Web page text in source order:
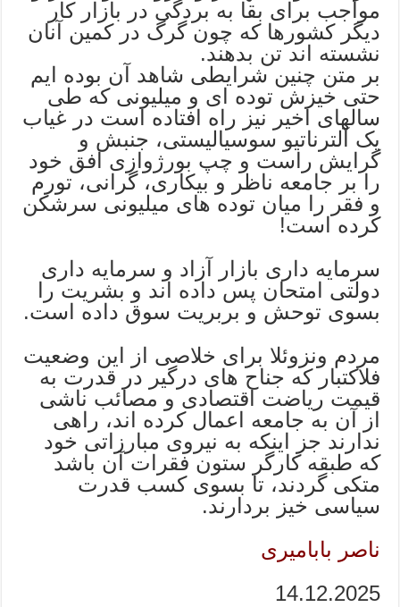
مواجب برای بقا به بردگی در بازار کار
دیگر کشورها که چون گرگ در کمین آنان
نشسته اند تن بدهند.
بر متن چنین شرایطی شاهد آن بوده ایم
حتی خیزش توده ای و میلیونی که طی
سالهای اخیر نیز راه افتاده است در غیاب
یک آلترناتیو سوسیالیستی، جنبش و
گرایش راست و چپ بورژوازی افق خود
را بر جامعه ناظر و بیکاری، گرانی، تورم
و فقر را میان توده های میلیونی سرشکن
کرده است!
سرمایه داری بازار آزاد و سرمایه داری
دولتی امتحان پس داده اند و بشریت را
بسوی توحش و بربریت سوق داده است.
مردم ونزوئلا برای خلاصی از این وضعیت
فلاکتبار که جناح های درگیر در قدرت به
قیمت ریاضت اقتصادی و مصائب ناشی
از آن به جامعه اعمال کرده اند، راهی
ندارند جز اینکه به نیروی مبارزاتی خود
که طبقه کارگر ستون فقرات آن باشد
متکی گردند، تا بسوی کسب قدرت
سیاسی خیز بردارند.
ناصر بابامیری
14.12.2025